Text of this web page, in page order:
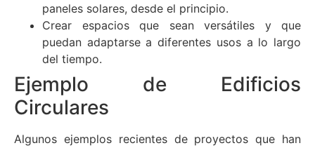
paneles solares, desde el principio.
Crear espacios que sean versátiles y que
puedan adaptarse a diferentes usos a lo largo
del tiempo.
Ejemplo de Edificios
Circulares
Algunos ejemplos recientes de proyectos que han